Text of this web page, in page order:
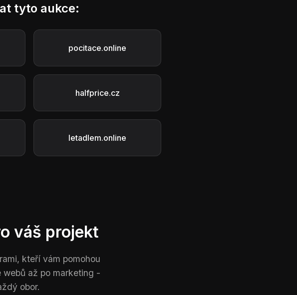
tyto aukce:
pocitace.online
halfprice.cz
letadlem.online
váš projekt
kteří vám pomohou
až po marketing -
obor.